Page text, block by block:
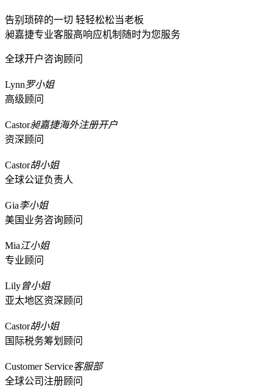
告别琐碎的一切 轻轻松松当老板
昶嘉捷专业客服高响应机制随时为您服务
全球开户咨询顾问
Lynn罗小姐
高级顾问
Castor昶嘉捷海外注册开户
资深顾问
Castor胡小姐
全球公证负责人
Gia李小姐
美国业务咨询顾问
Mia江小姐
专业顾问
Lily曾小姐
亚太地区资深顾问
Castor胡小姐
国际税务筹划顾问
Customer Service客服部
全球公司注册顾问